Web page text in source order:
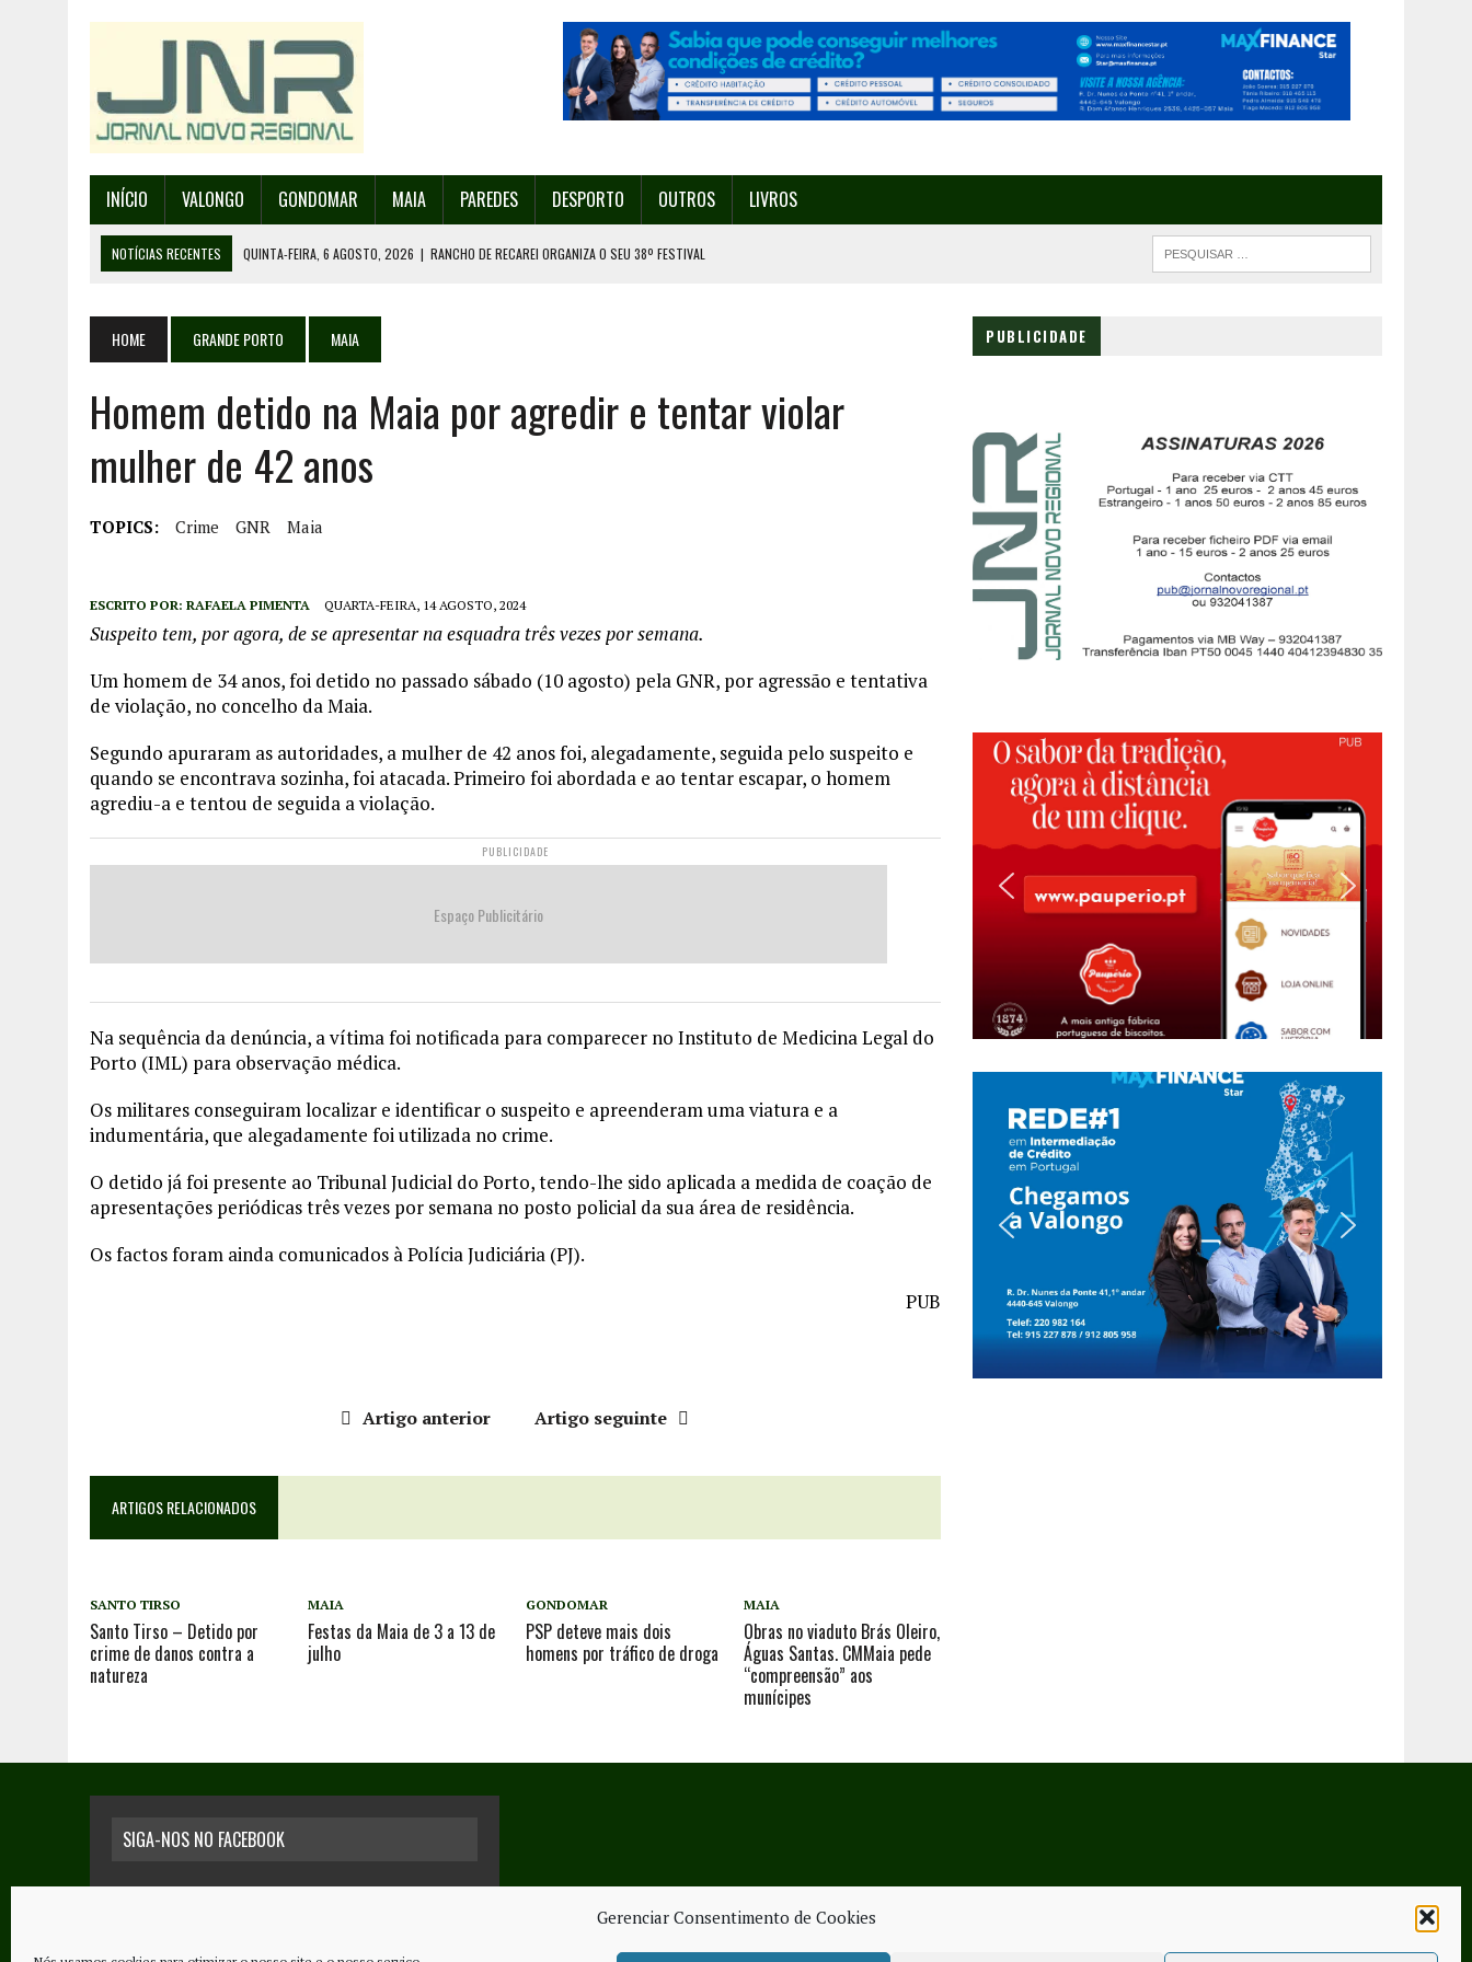
Gerenciar Consentimento de Cookies
INÍCIO VALONGO GONDOMAR MAIA PAREDES DESPORTO OUTROS LIVROS
NOTÍCIAS RECENTES QUINTA-FEIRA, 6 AGOSTO, 2026 | RANCHO DE RECAREI ORGANIZA O SEU 38º FESTIVAL
QUINTA-FEIRA, 6 AGOSTO, 2026 | MAIA RECEBE MAIS UM FESTIVAL DA FRANCESINHA DE 28 DE AGOSTO A 6 DE SETEMBRO
QUINTA-FEIRA, 6 AGOSTO, 2026
| RANCHO DE SANTO ANDRÉ DE SOBRADO ORGANIZA O SEU 35º FESTIVAL ESTE SÁBADO, DIA 8.
HOME GRANDE PORTO MAIA
Homem detido na Maia por agredir e tentar violar
mulher de 42 anos
TOPICS: Crime GNR Maia
ESCRITO POR: RAFAELA PIMENTA QUARTA-FEIRA, 14 AGOSTO, 2024
Suspeito tem, por agora, de se apresentar na esquadra três vezes por semana.
Um homem de 34 anos, foi detido no passado sábado (10 agosto) pela GNR, por agressão e tentativa
de violação, no concelho da Maia.
Segundo apuraram as autoridades, a mulher de 42 anos foi, alegadamente, seguida pelo suspeito e
quando se encontrava sozinha, foi atacada. Primeiro foi abordada e ao tentar escapar, o homem
agrediu-a e tentou de seguida a violação.
PUBLICIDADE
Espaço Publicitário
Na sequência da denúncia, a vítima foi notificada para comparecer no Instituto de Medicina Legal do
Porto (IML) para observação médica.
Os militares conseguiram localizar e identificar o suspeito e apreenderam uma viatura e a
indumentária, que alegadamente foi utilizada no crime.
O detido já foi presente ao Tribunal Judicial do Porto, tendo-lhe sido aplicada a medida de coação de
apresentações periódicas três vezes por semana no posto policial da sua área de residência.
Os factos foram ainda comunicados à Polícia Judiciária (PJ).
PUB
Artigo anterior Artigo seguinte
ARTIGOS RELACIONADOS
SANTO TIRSO
Santo Tirso – Detido por
crime de danos contra a
natureza
MAIA
Festas da Maia de 3 a 13 de
julho
GONDOMAR
PSP deteve mais dois
homens por tráfico de droga
MAIA
Obras no viaduto Brás Oleiro,
Águas Santas. CMMaia pede
“compreensão” aos
munícipes
PUBLICIDADE
SIGA-NOS NO FACEBOOK